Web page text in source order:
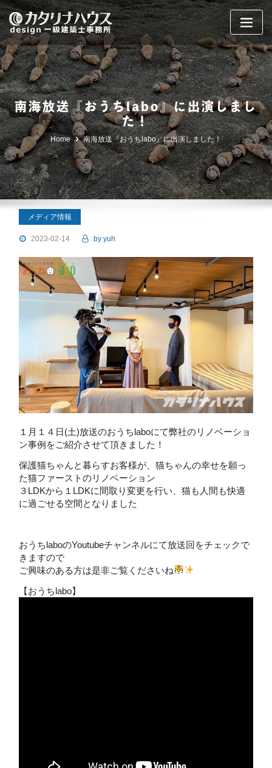
Skip
to
content
南海放送『おうちlabo』に出演しまし
た！
Home 南海放送『おうちlabo』に出演しました！
メディア情報
2023-02-14 by yuh
１月１４日(土)放送のおうちlaboにて弊社のリノベーショ
ン事例をご紹介させて頂きました！
保護猫ちゃんと暮らすお客様が、猫ちゃんの幸せを願っ
た猫ファーストのリノベーション
３LDKから１LDKに間取り変更を行い、猫も人間も快適
に過ごせる空間となりました
おうちlaboのYoutubeチャンネルにて放送回をチェックで
きますので
ご興味のある方は是非ご覧くださいね
【おうちlabo】